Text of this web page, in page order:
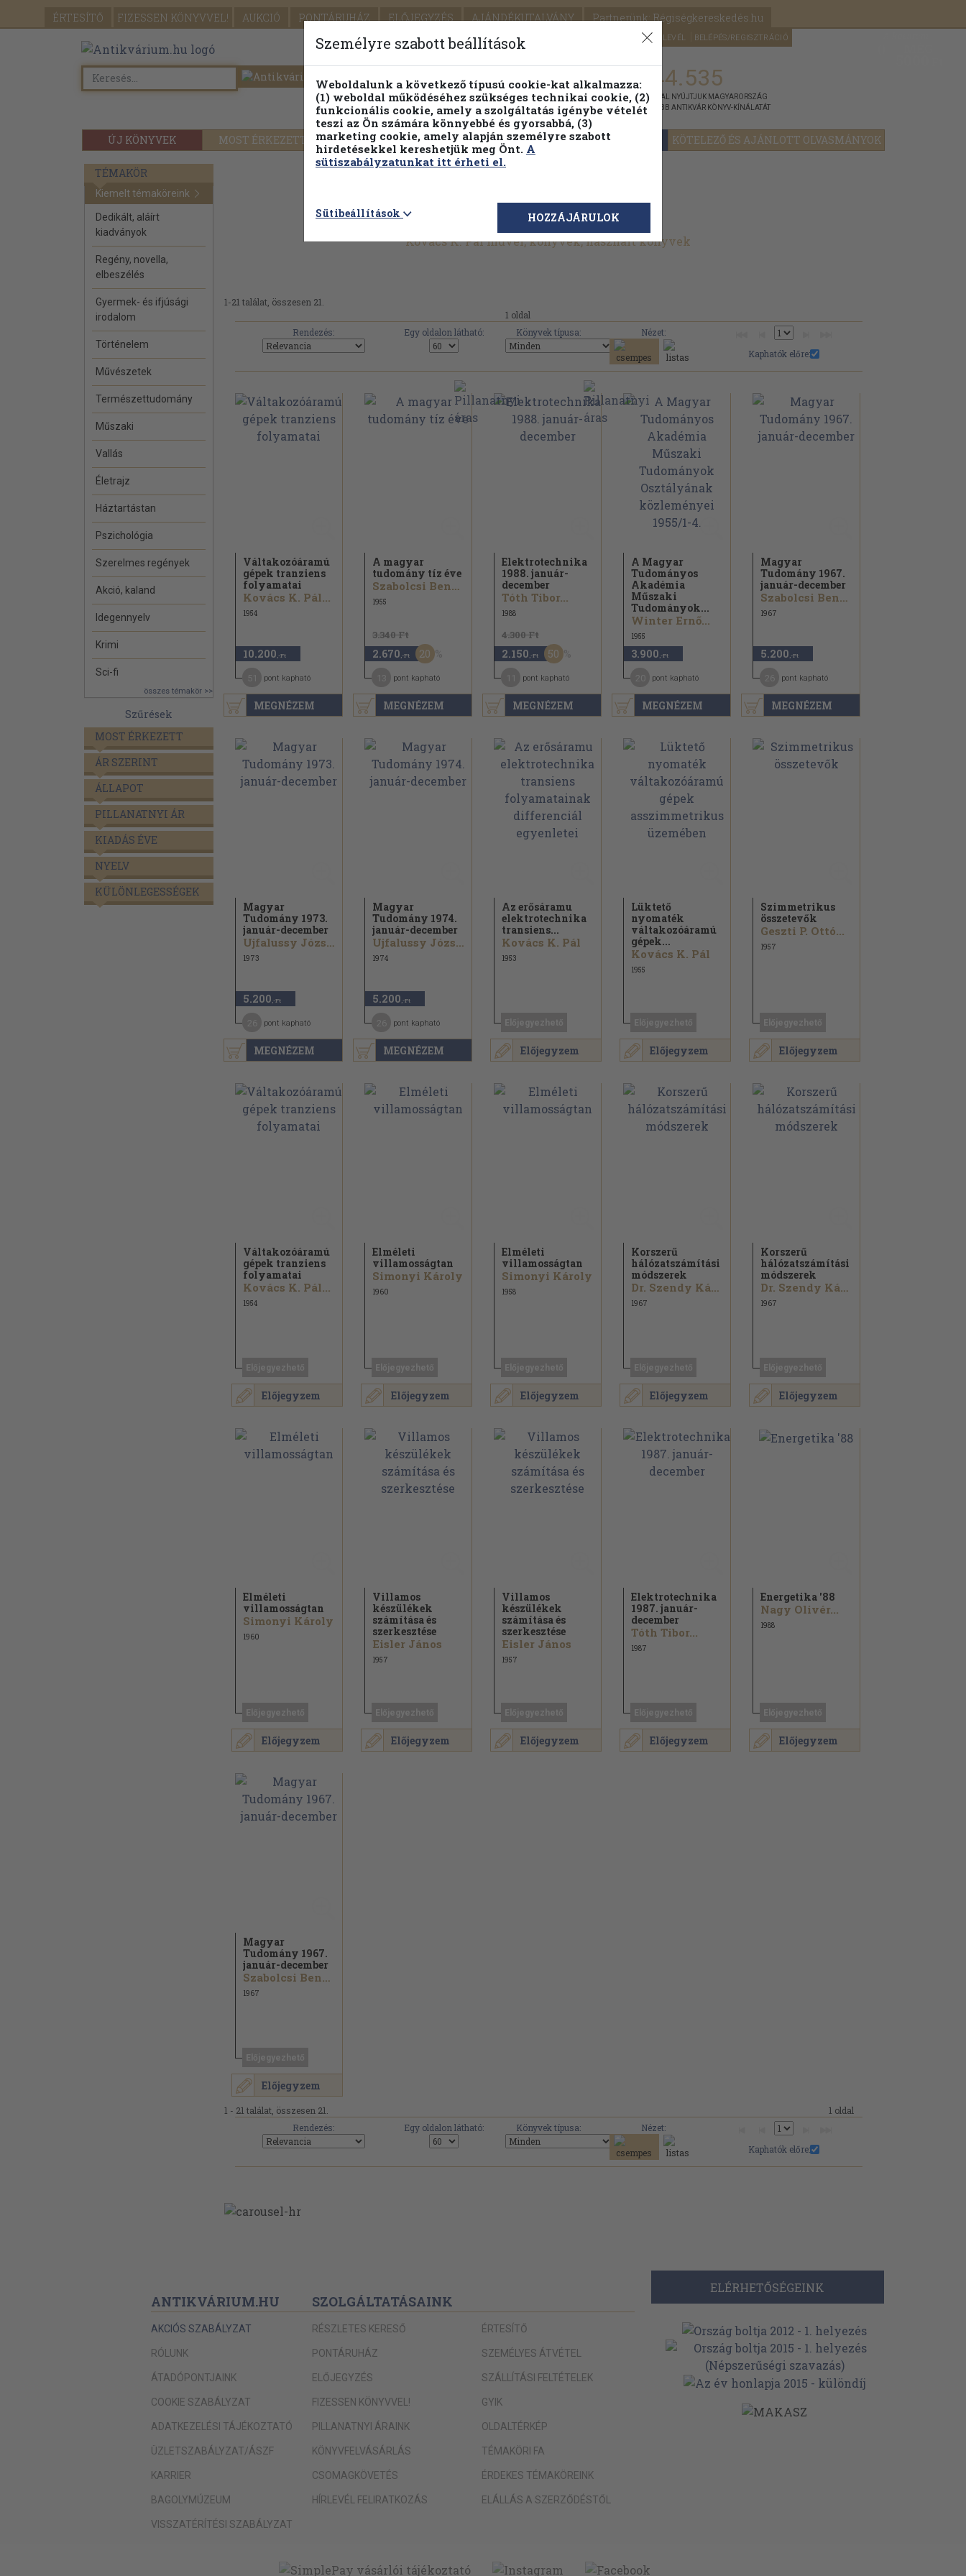
ÉRTESÍTŐ FIZESSEN KÖNYVVEL! AUKCIÓ PONTÁRUHÁZ ELŐJEGYZÉS AJÁNDÉKUTALVÁNY Partnerünk: Régiségkereskedés.hu
SEGÍTSÉG HÍRLEVÉL BELÉPÉS/REGISZTRÁCIÓ
ÚJ KÖNYVEK MOST ÉRKEZETT PILLANATNYI ÁRAINK FENNTARTHATÓ OLVASMÁNYOK KÖTELEZŐ ÉS AJÁNLOTT OLVASMÁNYOK
Részletes kereső Témaköri fa 1.144.535
KIADVÁNNYAL NYÚJTJUK MAGYARORSZÁG
LEGNAGYOBB ANTIKVÁR KÖNYV-KÍNÁLATÁT
TÉMAKÖR
Kiemelt témaköreink
Dedikált, aláírt
kiadványok
Regény, novella,
elbeszélés
Gyermek- és ifjúsági
irodalom
Történelem
Művészetek
Természettudomány
Műszaki
Vallás
Életrajz
Háztartástan
Pszichológia
Szerelmes regények
Akció, kaland
Idegennyelv
Krimi
Sci-fi
összes témakör >>
Szűrések
MOST ÉRKEZETT
ÁR SZERINT
ÁLLAPOT
PILLANATNYI ÁR
KIADÁS ÉVE
NYELV
KÜLÖNLEGESSÉGEK
Kovács K. Pál művei, könyvek, használt könyvek
1-21 találat, összesen 21.
1 oldal
Rendezés:
Egy oldalon látható: Könyvek típusa:
Nézet:
Kaphatók előre:
MEGNÉZEM
Váltakozóáramú
gépek tranziens
folyamatai
Kovács K. Pál...
1954
10.200 ,-Ft
pont kapható
MEGNÉZEM
A magyar
tudomány tíz éve
Szabolcsi Bence...
1955
3.340 Ft
2.670 ,-Ft 20
pont kapható
MEGNÉZEM
Elektrotechnika
1988. január-
december
Tóth Tibor...
1988
4.300 Ft
2.150 ,-Ft 50
pont kapható
MEGNÉZEM
A Magyar
Tudományos
Akadémia
Műszaki
Tudományok...
Winter Ernő...
1955
3.900 ,-Ft
pont kapható
MEGNÉZEM
Magyar
Tudomány 1967.
január-december
Szabolcsi Bence...
1967
5.200 ,-Ft
pont kapható
MEGNÉZEM
Magyar
Tudomány 1973.
január-december
Ujfalussy József...
1973
5.200 ,-Ft
pont kapható
MEGNÉZEM
Magyar
Tudomány 1974.
január-december
Ujfalussy József...
1974
5.200 ,-Ft
pont kapható
Előjegyzem
Az erősáramu
elektrotechnika
transiens...
Kovács K. Pál
1953
Előjegyzem
Lüktető
nyomaték
váltakozóáramú
gépek...
Kovács K. Pál
1955
Előjegyzem
Szimmetrikus
összetevők
Geszti P. Ottó...
1957
Előjegyzem
Váltakozóáramú
gépek tranziens
folyamatai
Kovács K. Pál...
1954
Előjegyzem
Elméleti
villamosságtan
Simonyi Károly
1960
Előjegyzem
Elméleti
villamosságtan
Simonyi Károly
1958
Előjegyzem
Korszerű
hálózatszámítási
módszerek
Dr. Szendy Károly
1967
Előjegyzem
Korszerű
hálózatszámítási
módszerek
Dr. Szendy Károly
1967
Előjegyzem
Elméleti
villamosságtan
Simonyi Károly
1960
Előjegyzem
Villamos
készülékek
számítása és
szerkesztése
Eisler János
1957
Előjegyzem
Villamos
készülékek
számítása és
szerkesztése
Eisler János
1957
Előjegyzem
Elektrotechnika
1987. január-
december
Tóth Tibor...
1987
Előjegyzem
Energetika '88
Nagy Olivér...
1988
Előjegyzem
Magyar
Tudomány 1967.
január-december
Szabolcsi Bence...
1967
1 - 21 találat, összesen 21.
1 oldal
Rendezés:
Egy oldalon látható: Könyvek típusa:
Nézet:
Kaphatók előre:
ANTIKVÁRIUM.HU
AKCIÓS SZABÁLYZAT
RÓLUNK
ÁTADÓPONTJAINK
COOKIE SZABÁLYZAT
ADATKEZELÉSI TÁJÉKOZTATÓ
ÜZLETSZABÁLYZAT/ÁSZF
KARRIER
BAGOLYMÚZEUM
VISSZATÉRÍTÉSI SZABÁLYZAT
SZOLGÁLTATÁSAINK
RÉSZLETES KERESŐ
PONTÁRUHÁZ
ELŐJEGYZÉS
FIZESSEN KÖNYVVEL!
PILLANATNYI ÁRAINK
KÖNYVFELVÁSÁRLÁS
CSOMAGKÖVETÉS
HÍRLEVÉL FELIRATKOZÁS
ÉRTESÍTŐ
SZEMÉLYES ÁTVÉTEL
SZÁLLÍTÁSI FELTÉTELEK
GYIK
OLDALTÉRKÉP
TÉMAKÖRI FA
ÉRDEKES TÉMAKÖREINK
ELÁLLÁS A SZERZŐDÉSTŐL
ELÉRHETŐSÉGEINK
Személyre szabott beállítások
Weboldalunk a következő típusú cookie-kat alkalmazza:
(1) weboldal működéséhez szükséges technikai cookie, (2)
funkcionális cookie, amely a szolgáltatás igénybe vételét
teszi az Ön számára könnyebbé és gyorsabbá, (3)
marketing cookie, amely alapján személyre szabott
hirdetésekkel kereshetjük meg Önt. A
sütiszabályzatunkat itt érheti el.
Sütibeállítások HOZZÁJÁRULOK